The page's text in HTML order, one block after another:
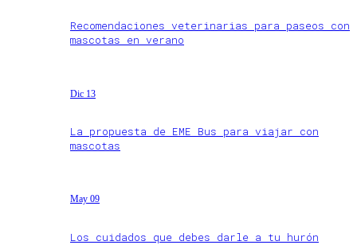
Recomendaciones veterinarias para paseos con
mascotas en verano
Dic 13
La propuesta de EME Bus para viajar con
mascotas
May 09
Los cuidados que debes darle a tu hurón